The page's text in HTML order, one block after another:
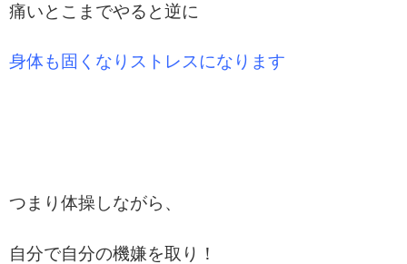
痛いとこまでやると逆に
身体も固くなりストレスになります
つまり体操しながら、
自分で自分の機嫌を取り！